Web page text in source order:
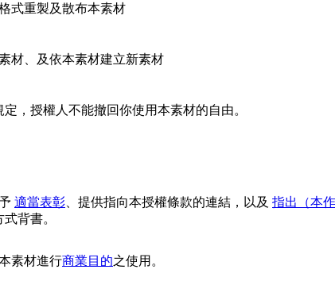
式重製及散布本素材
材、及依本素材建立新素材
，授權人不能撤回你使用本素材的自由。
適當表彰 、提供指向本授權條款的連結，以及 指出（本
背書。
素材進行商業目的之使用。